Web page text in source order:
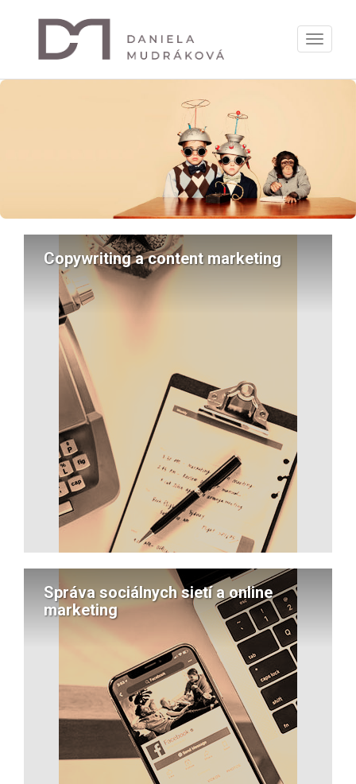
Copywriting a content marketing
Správa sociálnych sietí a online
marketing